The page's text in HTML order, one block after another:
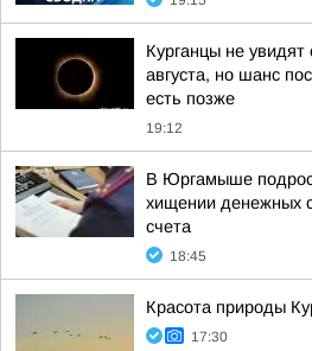
Курганцы не
августа, но шанс
есть позже
19:12
В Юргамыше
хищении денежных
счета
18:45
Красота природы
17:30